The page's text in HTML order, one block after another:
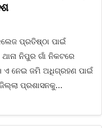
ପ୍ରତିଷ୍ଠା ପାଇଁ
ନିପୁର ଗାଁ ନିକଟରେ
ଏ ନେଇ ଜମି ଅଧିଗ୍ରହଣ ପାଇଁ
ପ୍ରଶାସନକୁ…